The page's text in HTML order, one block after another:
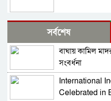
নাগরপুরে
আহ্বায়ক
আশরাফ
সবুজ বাংলাদেশ
দ্বিতীয় পর্যায়ে
আবারও আলিয়া
পুলিশ মোতায়েন
সর্বশেষ
বাঘায় কামিল
সংবর্ধনা
International
Celebrated in